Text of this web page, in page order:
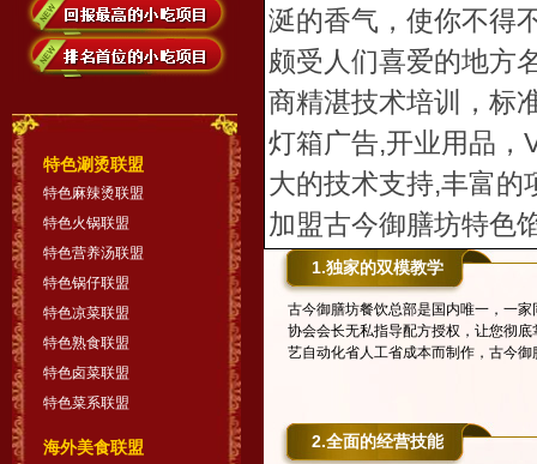
特色涮烫联盟
特色麻辣烫联盟
特色火锅联盟
特色营养汤联盟
特色锅仔联盟
特色凉菜联盟
特色熟食联盟
特色卤菜联盟
特色菜系联盟
海外美食联盟
涎的香气，使你不得
颇受人们喜爱的地方
商精湛技术培训，标
灯箱广告,开业用品，
大的技术支持,丰富的
加盟古今御膳坊特色
1.独家的双模教学
古今御膳坊餐饮总部是国内唯一，一
协会会长无私指导配方授权，让您彻
艺自动化省人工省成本而制作，古今
2.全面的经营技能